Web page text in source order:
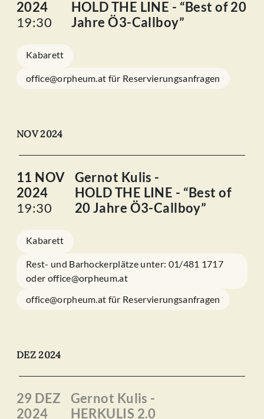
2024
19:30
HOLD THE LINE - “Best of 20
Jahre Ö3-Callboy”
Kabarett
office@orpheum.at für Reservierungsanfragen
NOV 2024
11 NOV
2024
19:30
Gernot Kulis -
HOLD THE LINE - “Best of
20 Jahre Ö3-Callboy”
Kabarett
Rest- und Barhockerplätze unter: 01/481 1717
oder office@orpheum.at
office@orpheum.at für Reservierungsanfragen
DEZ 2024
29 DEZ
2024
Gernot Kulis -
HERKULIS 2.0